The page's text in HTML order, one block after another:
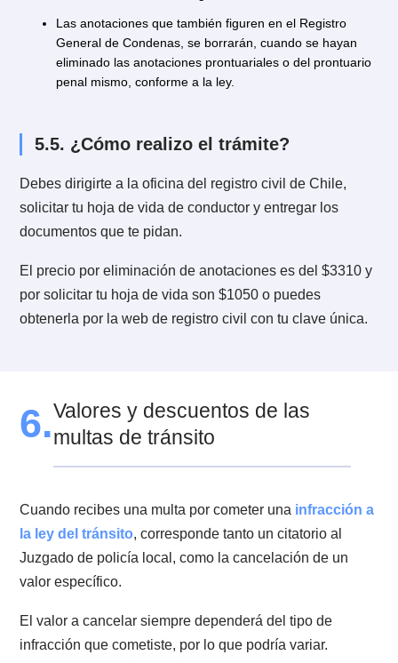
El registro del conductor consiste en una base de
en la cual el registro civil mantiene los antecedentes
los conductores de dichos vehículos, así puede
conductor?
Si posees un vehículo poseerás también una hoja de
vida como conductor, la que puede ser requerida por
Municipalidades, Juzgados de Policía Local o por ti
mismo, para trámites de pensión en caso de
obtenidas, anotaciones por contravenciones a la Ley
Tránsito, suspensiones o cancelaciones de la
las demás anotaciones que consten en el Registro
5.3. ¿Cómo puedo eliminar mis
anotaciones del registro?
Para poder eliminar tus anotaciones del registro,
tener una resolución administrativa del director